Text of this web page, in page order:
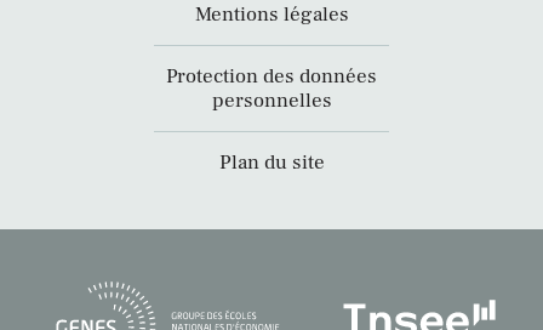
Mentions légales
Protection des données
personnelles
Plan du site